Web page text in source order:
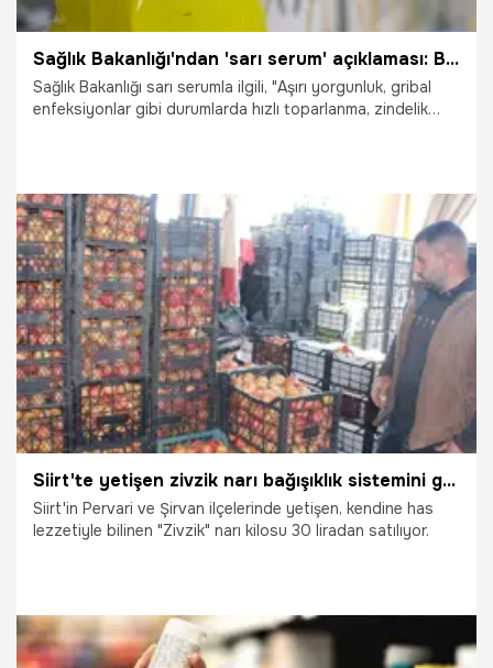
Sağlık Bakanlığı'ndan 'sarı serum' açıklaması: Bilimsel olarak kanıtlanmadı
Sağlık Bakanlığı sarı serumla ilgili, "Aşırı yorgunluk, gribal
enfeksiyonlar gibi durumlarda hızlı toparlanma, zindelik
9.02.2025 Gündem
Siirt'te yetişen zivzik narı bağışıklık sistemini güçlendiriyor
Siirt'in Pervari ve Şirvan ilçelerinde yetişen, kendine has
lezzetiyle bilinen "Zivzik" narı kilosu 30 liradan satılıyor.